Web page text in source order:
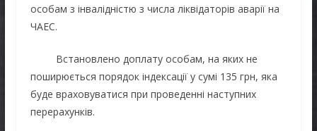
особам з інвалідністю з числа ліквідаторів аварії на
ЧАЕС.
Встановлено доплату особам, на яких не
поширюється порядок індексації у сумі 135 грн, яка
буде враховуватися при проведенні наступних
перерахунків.